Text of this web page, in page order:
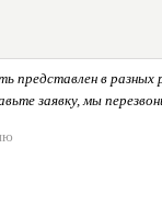
в разных
заявку, мы